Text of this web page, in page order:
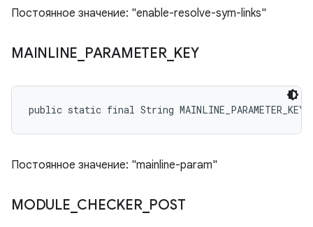
Постоянное значение: "enable-resolve-sym-links"
MAINLINE PARAMETER_ KEY
public static final String MAINLINE_PARAMETER_KEY
Постоянное значение: "mainline-param"
MODULE CHECKER_ POST